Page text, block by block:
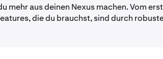
mehr aus deinen Nexus machen. Vom
die du brauchst, sind durch